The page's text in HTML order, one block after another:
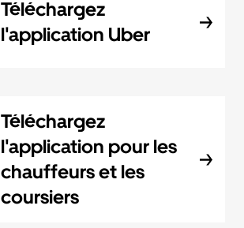
Téléchargez
l'application Uber
Téléchargez
l'application pour les
chauffeurs et les
coursiers